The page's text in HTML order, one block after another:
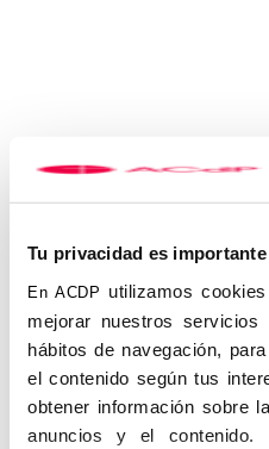
Tu privacidad es
En ACDP utilizamos
mejorar nuestros
hábitos de navegación,
el contenido según tus
obtener información sobre
anuncios y el contenido.
El consenso de la
centro de Cádiz de la ACdP,
las ideologías liberales, ligadas
«Este doble origen permite un
fuerzas progresistas, tanto
centristas», insistió el
Sánchez Saus señaló que lo
sistema filosófico ni un modelo